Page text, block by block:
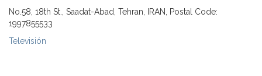
No.58, 18th St., Saadat-Abad, Tehran, IRAN, Postal Code:
1997855533
Televisión